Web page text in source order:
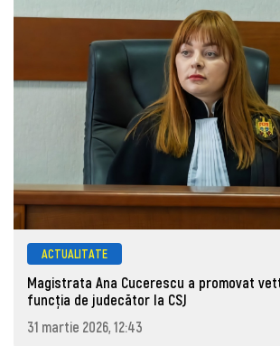
ACTUALITATE
Magistrata Ana Cucerescu a promovat
funcția de judecător la CSJ
31 martie 2026, 12:43